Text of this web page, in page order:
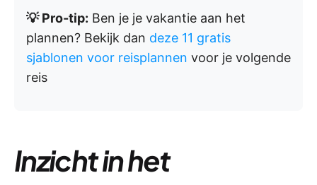
💡 Pro-tip: Ben je je vakantie aan het
plannen? Bekijk dan deze 11 gratis
sjablonen voor reisplannen voor je volgende
reis
Inzicht in het